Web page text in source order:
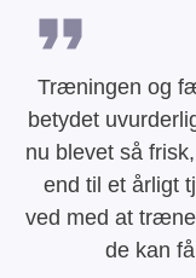
Træningen og
betydet
nu blevet så
end til et årligt
ved med at
de kan